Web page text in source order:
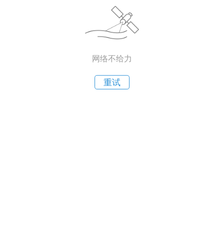
网络不给力
重试